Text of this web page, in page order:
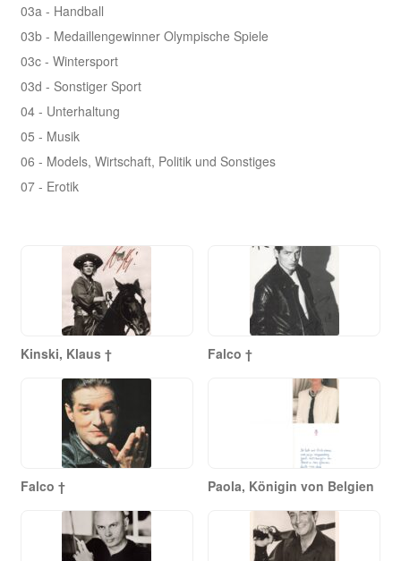
03a - Handball
03b - Medaillengewinner Olympische Spiele
03c - Wintersport
03d - Sonstiger Sport
04 - Unterhaltung
05 - Musik
06 - Models, Wirtschaft, Politik und Sonstiges
07 - Erotik
Kinski, Klaus † Falco †
Falco † Paola, Königin von Belgien